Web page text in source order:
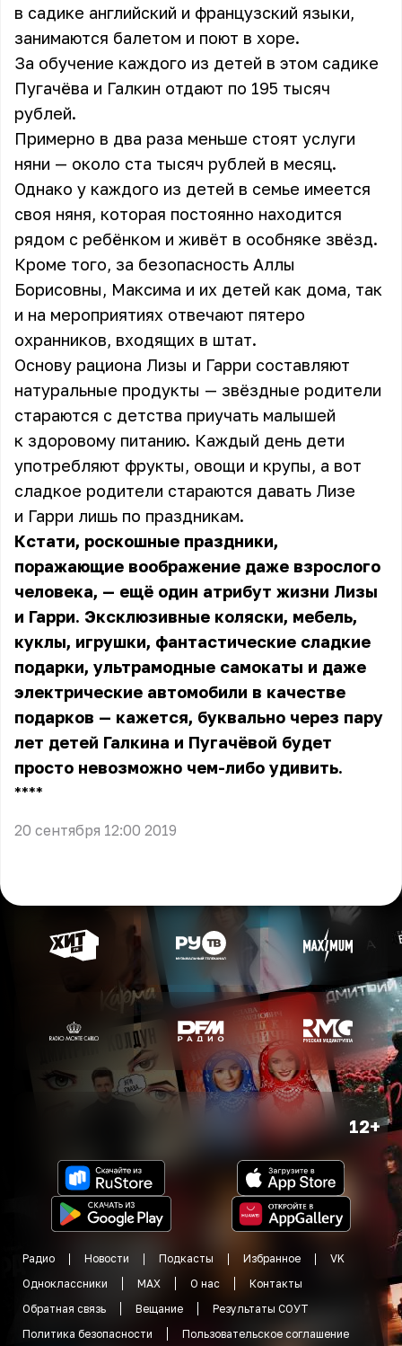
в садике английский и французский языки,
занимаются балетом и поют в хоре.
За обучение каждого из детей в этом садике
Пугачёва и Галкин отдают по 195 тысяч
рублей.
Примерно в два раза меньше стоят услуги
няни — около ста тысяч рублей в месяц.
Однако у каждого из детей в семье имеется
своя няня, которая постоянно находится
рядом с ребёнком и живёт в особняке звёзд.
Кроме того, за безопасность Аллы
Борисовны, Максима и их детей как дома, так
и на мероприятиях отвечают пятеро
охранников, входящих в штат.
Основу рациона Лизы и Гарри составляют
натуральные продукты — звёздные родители
стараются с детства приучать малышей
к здоровому питанию. Каждый день дети
употребляют фрукты, овощи и крупы, а вот
сладкое родители стараются давать Лизе
и Гарри лишь по праздникам.
Кстати, роскошные праздники,
поражающие воображение даже взрослого
человека, — ещё один атрибут жизни Лизы
и Гарри. Эксклюзивные коляски, мебель,
куклы, игрушки, фантастические сладкие
подарки, ультрамодные самокаты и даже
электрические автомобили в качестве
подарков — кажется, буквально через пару
лет детей Галкина и Пугачёвой будет
просто невозможно чем-либо удивить.
** **
20 сентября 12:00 2019
12+
Радио Новости Подкасты Избранное
VK
Одноклассники
MAX О нас
Контакты
Обратная связь
Вещание
Результаты СОУТ
Политика безопасности
Пользовательское соглашение